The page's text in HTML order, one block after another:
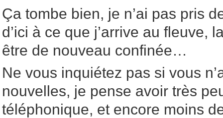
Ça tombe bien, je n’ai pas pris
d’ici à ce que j’arrive au fleuve,
être de nouveau confinée…
Ne vous inquiétez pas si vous
nouvelles, je pense avoir très
téléphonique, et encore moins